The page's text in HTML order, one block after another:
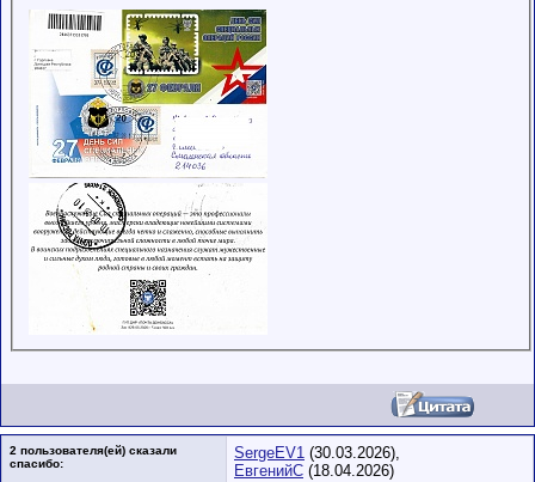
2 пользователя(ей) сказали
cпасибо:
SergeEV1 (30.03.2026),
ЕвгенийС (18.04.2026)